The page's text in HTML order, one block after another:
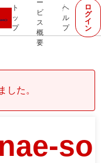
ト
ッ
プ
ー
ビ
ス
概
要
ヘ
ル
プ
ロ
グ
イ
ン
した。
so